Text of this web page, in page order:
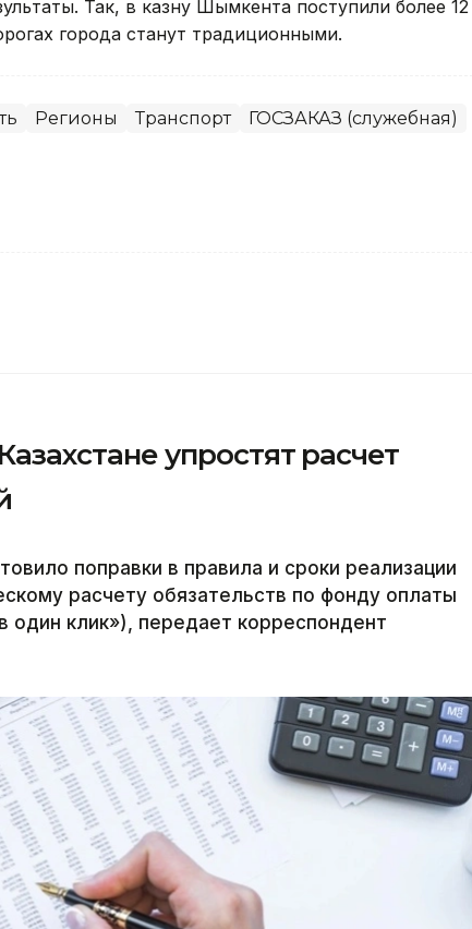
Так, в казну Шымкента поступили более 12
города станут традиционными.
Регионы Транспорт
ГОСЗАКАЗ (служебная)
упростят расчет
поправки в правила и сроки реализации
расчету обязательств по фонду оплаты
один клик»), передает корреспондент